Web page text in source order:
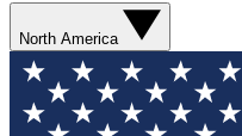
North America